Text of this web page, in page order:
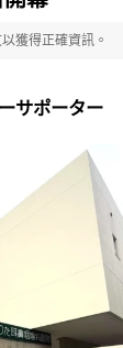
獲得正確資訊。
サポーター